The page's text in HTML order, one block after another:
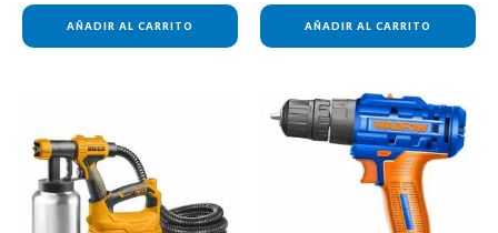
AÑADIR AL CARRITO AÑADIR AL CARRITO